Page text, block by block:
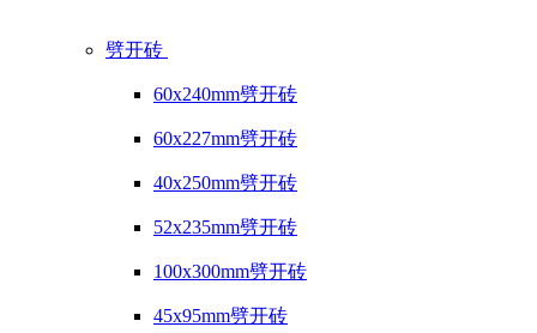
劈开砖
60x240mm劈开砖
60x227mm劈开砖
40x250mm劈开砖
52x235mm劈开砖
100x300mm劈开砖
45x95mm劈开砖